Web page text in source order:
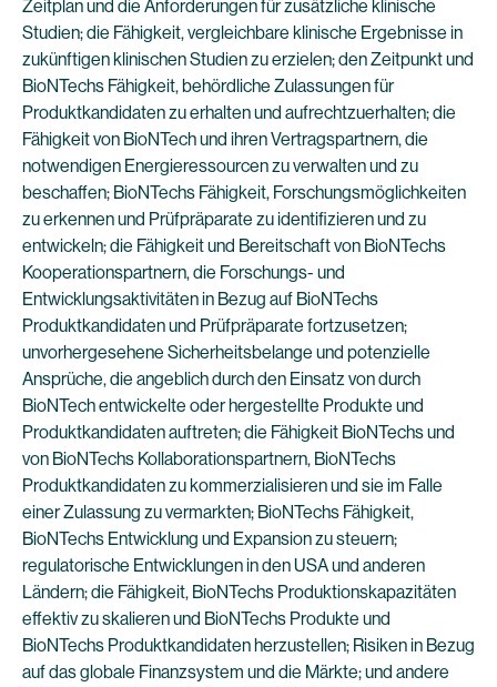
Zeitplan und die Anforderungen für zusätzliche klinische
Studien; die Fähigkeit, vergleichbare klinische Ergebnisse in
zukünftigen klinischen Studien zu erzielen; den Zeitpunkt und
BioNTechs Fähigkeit, behördliche Zulassungen für
Produktkandidaten zu erhalten und aufrechtzuerhalten; die
Fähigkeit von BioNTech und ihren Vertragspartnern, die
notwendigen Energieressourcen zu verwalten und zu
beschaffen; BioNTechs Fähigkeit, Forschungsmöglichkeiten
zu erkennen und Prüfpräparate zu identifizieren und zu
entwickeln; die Fähigkeit und Bereitschaft von BioNTechs
Kooperationspartnern, die Forschungs- und
Entwicklungsaktivitäten in Bezug auf BioNTechs
Produktkandidaten und Prüfpräparate fortzusetzen;
unvorhergesehene Sicherheitsbelange und potenzielle
Ansprüche, die angeblich durch den Einsatz von durch
BioNTech entwickelte oder hergestellte Produkte und
Produktkandidaten auftreten; die Fähigkeit BioNTechs und
von BioNTechs Kollaborationspartnern, BioNTechs
Produktkandidaten zu kommerzialisieren und sie im Falle
einer Zulassung zu vermarkten; BioNTechs Fähigkeit,
BioNTechs Entwicklung und Expansion zu steuern;
regulatorische Entwicklungen in den USA und anderen
Ländern; die Fähigkeit, BioNTechs Produktionskapazitäten
effektiv zu skalieren und BioNTechs Produkte und
BioNTechs Produktkandidaten herzustellen; Risiken in Bezug
auf das globale Finanzsystem und die Märkte; und andere